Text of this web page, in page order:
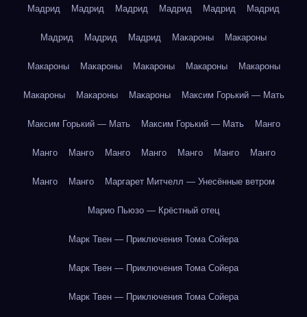
Мадрид Мадрид Мадрид Мадрид Мадрид Мадрид
Мадрид Мадрид Мадрид Макароны Макароны
Макароны Макароны Макароны Макароны Макароны
Макароны Макароны Макароны Максим Горький — Мать
Максим Горький — Мать Максим Горький — Мать Манго
Манго Манго Манго Манго Манго Манго Манго
Манго Манго Маргарет Митчелл — Унесённые ветром
Марио Пьюзо — Крёстный отец
Марк Твен — Приключения Тома Сойера
Марк Твен — Приключения Тома Сойера
Марк Твен — Приключения Тома Сойера